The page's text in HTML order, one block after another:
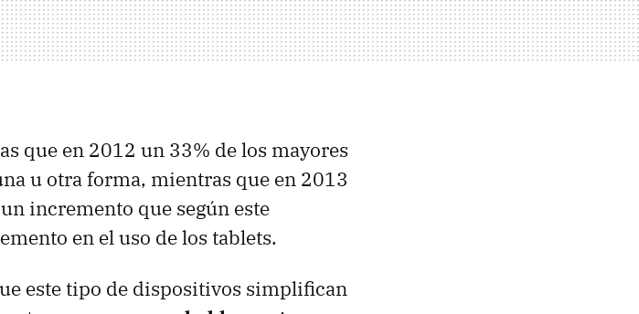
que en 2012 un 33% de los mayores
u otra forma, mientras que en 2013
incremento que según este
en el uso de los tablets.
este tipo de dispositivos simplifican